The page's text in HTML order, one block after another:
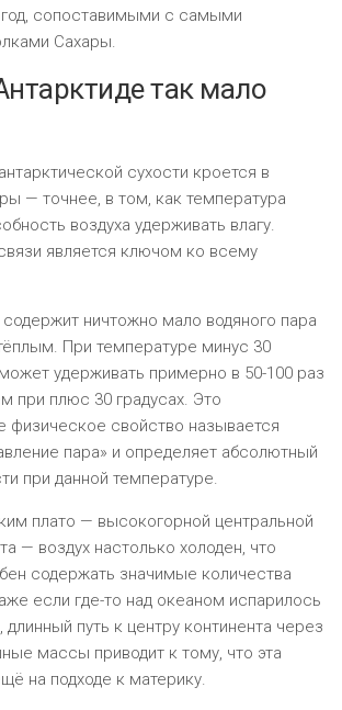
сопоставимыми с самыми
Сахары.
так мало
сухости кроется в
— точнее, в том, как температура
воздуха удерживать влагу.
является ключом ко всему
ничтожно мало водяного пара
При температуре минус 30
удерживать примерно в 50-100 раз
при плюс 30 градусах. Это
физическое свойство называется
пара» и определяет абсолютный
при данной температуре.
плато — высокогорной центральной
— воздух настолько холоден, что
содержать значимые количества
если где-то над океаном испарилось
путь к центру континента через
массы приводит к тому, что эта
на подходе к материку.